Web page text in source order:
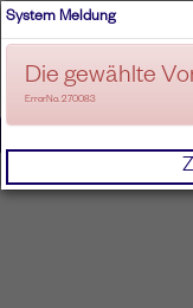
System Meldung
Die gewählte
ErrorNo. 270083